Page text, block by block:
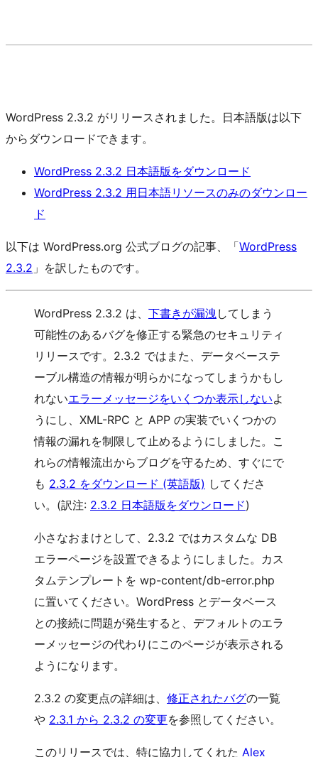
WordPress 2.3.2 がリリースされました。日本語版は以下
からダウンロードできます。
WordPress 2.3.2 日本語版をダウンロード
WordPress 2.3.2 用日本語リソースのみのダウンロー
ド
以下は WordPress.org 公式ブログの記事、「WordPress
2.3.2 」を訳したものです。
WordPress 2.3.2 は、 下書きが漏洩してしまう
可能性のあるバグを修正する緊急のセキュリティ
リリースです。2.3.2 ではまた、データベーステ
ーブル構造の情報が明らかになってしまうかもし
れないエラーメッセージをいくつか表示しないよ
うにし、XML-RPC と APP の実装でいくつかの
情報の漏れを制限して止めるようにしました。こ
れらの情報流出からブログを守るため、すぐにで
も 2.3.2 をダウンロード (英語版) してくださ
い。(訳注: 2.3.2 日本語版をダウンロード)
小さなおまけとして、2.3.2 ではカスタムな DB
エラーページを設置できるようにしました。カス
タムテンプレートを wp-content/db-error.php
に置いてください。WordPress とデータベース
との接続に問題が発生すると、デフォルトのエラ
ーメッセージの代わりにこのページが表示される
ようになります。
2.3.2 の変更点の詳細は、 修正されたバグの一覧
や 2.3.1 から 2.3.2 の変更を参照してください。
このリリースでは、特に協力してくれた Alex